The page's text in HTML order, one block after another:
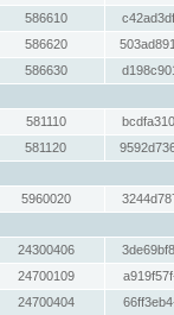
586610
586620
586630
581110
581120
5960020
24300406
24700109
24700404